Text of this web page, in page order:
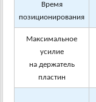
Время
позиционирования
Максимальное
усилие
на держатель
пластин